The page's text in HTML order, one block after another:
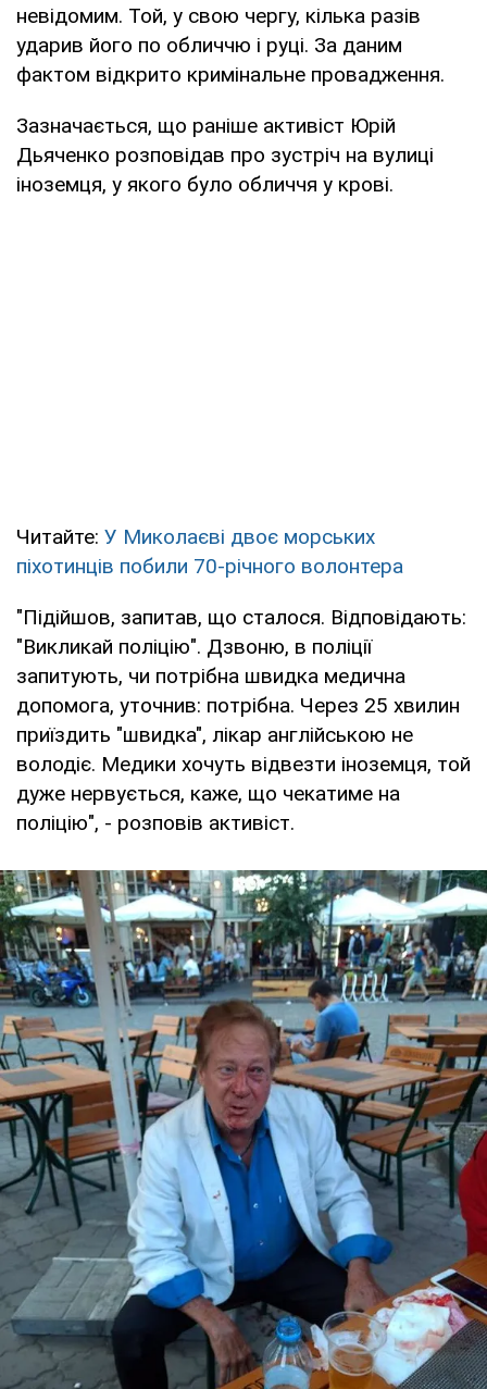
невідомим. Той, у свою чергу, кілька разів
ударив його по обличчю і руці. За даним
фактом відкрито кримінальне провадження.
Зазначається, що раніше активіст Юрій
Дьяченко розповідав про зустріч на вулиці
іноземця, у якого було обличчя у крові.
Читайте: У Миколаєві двоє морських
піхотинців побили 70-річного волонтера
"Підійшов, запитав, що сталося. Відповідають:
"Викликай поліцію". Дзвоню, в поліції
запитують, чи потрібна швидка медична
допомога, уточнив: потрібна. Через 25 хвилин
приїздить "швидка", лікар англійською не
володіє. Медики хочуть відвезти іноземця, той
дуже нервується, каже, що чекатиме на
поліцію", - розповів активіст.